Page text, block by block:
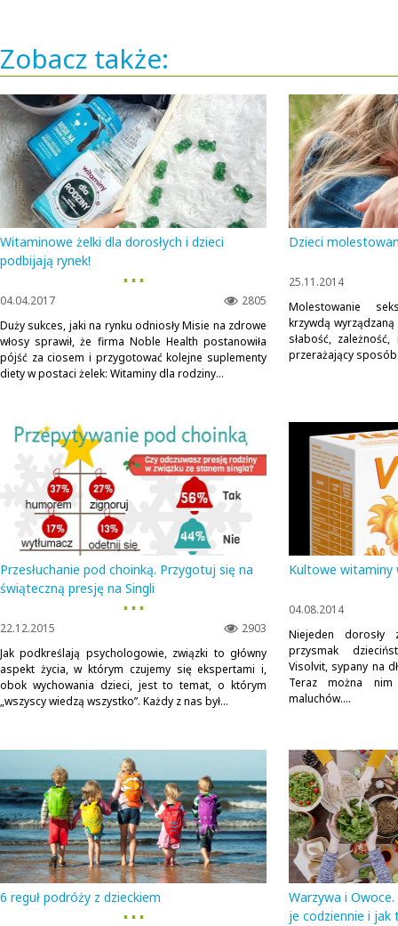
Zobacz także:
Witaminowe żelki dla dorosłych i dzieci
podbijają rynek!
▪ ▪ ▪
2805
04.04.2017
Duży sukces, jaki na rynku odniosły Misie na zdrowe
włosy sprawił, że firma Noble Health postanowiła
pójść za ciosem i przygotować kolejne suplementy
diety w postaci żelek: Witaminy dla rodziny...
Dzieci
25.11.2014
Molestowanie
krzywdą
słabość,
przerażający
Przesłuchanie pod choinką. Przygotuj się na
świąteczną presję na Singli
▪ ▪ ▪
2903
22.12.2015
Jak podkreślają psychologowie, związki to główny
aspekt życia, w którym czujemy się ekspertami i,
obok wychowania dzieci, jest to temat, o którym
„wszyscy wiedzą wszystko”. Każdy z nas był...
Kultowe witaminy
04.08.2014
Niejeden dorosły
przysmak
Visolvit, sypany na
Teraz można nim
maluchów....
6 reguł podróży z dzieckiem
▪ ▪ ▪
Warzywa i
je codziennie i jak